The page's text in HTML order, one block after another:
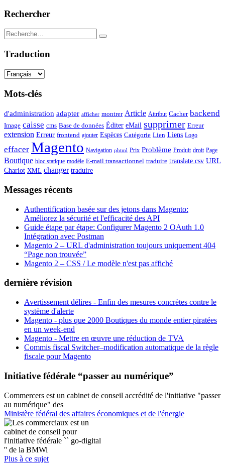
Rechercher
Traduction
Mots-clés
d'administration adapter afficher montrer Article Attribut Cacher backend
Image caisse cms Base de données Éditer eMail supprimer Erreur
extension Erreur frontend ajouter Espèces Catégorie Lien Liens Logo
effacer Magento Navigation phtml Prix Problème Produit droit Page
Boutique bloc statique modèle E-mail transactionnel traduire translate.csv URL
Chariot XML changer traduire
Messages récents
Authentification basée sur des jetons dans Magento:
Améliorez la sécurité et l'efficacité des API
Guide étape par étape: Configurer Magento 2 OAuth 1.0
Intégration avec Postman
Magento 2 – URL d'administration toujours uniquement 404
“Page non trouvée”
Magento 2 – CSS / Le modèle n'est pas affiché
dernière révision
Avertissement délires - Enfin des mesures concrètes contre le
système d'alerte
Magento - plus que 2000 Boutiques du monde entier piratées
en un week-end
Magento - Mettre en œuvre une réduction de TVA
Commis fiscal Switcher–modification automatique de la règle
fiscale pour Magento
Initiative fédérale “passer au numérique”
Commercers est un cabinet de conseil accrédité de l'initiative "passer
au numérique" des
Ministère fédéral des affaires économiques et de l'énergie
Plus à ce sujet